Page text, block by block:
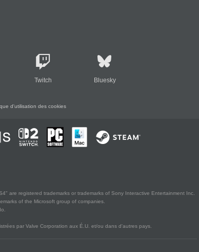
Twitch Bluesky
d'utilisation des cookies
are registered trademarks or trademarks of Sony Interactive Entertainment Inc.
of the Microsoft group of companies.
par Valve Corporation aux É.U. et/ou dans d'autres pays.